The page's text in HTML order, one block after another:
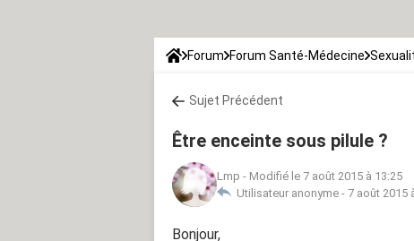
Forum Forum Santé-Médecine
Sujet Précédent
Être enceinte sous pilule ?
Lmp - Modifié le 7 août 2015 à 13:25
Utilisateur anonyme - 7 août 2015
Bonjour,